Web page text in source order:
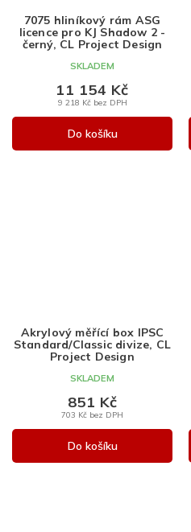
R
M
7075 hliníkový rám ASG
licence pro KJ Shadow 2 -
černý, CL Project Design
SKLADEM
9 218 Kč bez DPH
11 154 Kč
Do košíku
Akrylový měřící box IPSC
Standard/Classic divize, CL
Project Design
SKLADEM
703 Kč bez DPH
851 Kč
Do košíku